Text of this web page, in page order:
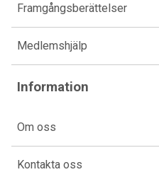
Framgångsberättelser
Medlemshjälp
Information
Om oss
Kontakta oss